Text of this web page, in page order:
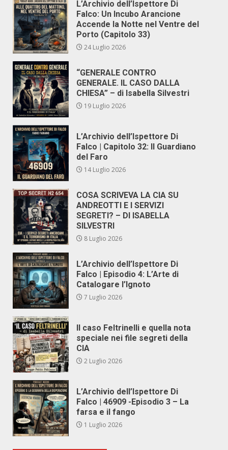
L’Archivio dell’Ispettore Di
Falco: Un Incubo Arancione
Accende la Notte nel Ventre del
Porto (Capitolo 33)
24 Luglio 2026
“GENERALE CONTRO
GENERALE. IL CASO DALLA
CHIESA” – di Isabella Silvestri
19 Luglio 2026
L’Archivio dell’Ispettore Di
Falco | Capitolo 32: Il Guardiano
del Faro
14 Luglio 2026
COSA SCRIVEVA LA CIA SU
ANDREOTTI E I SERVIZI
SEGRETI? – DI ISABELLA
SILVESTRI
8 Luglio 2026
L’Archivio dell’Ispettore Di
Falco | Episodio 4: L’Arte di
Catalogare l’Ignoto
7 Luglio 2026
Il caso Feltrinelli e quella nota
speciale nei file segreti della
CIA
2 Luglio 2026
L’Archivio dell’Ispettore Di
Falco | 46909 -Episodio 3 – La
farsa e il fango
1 Luglio 2026